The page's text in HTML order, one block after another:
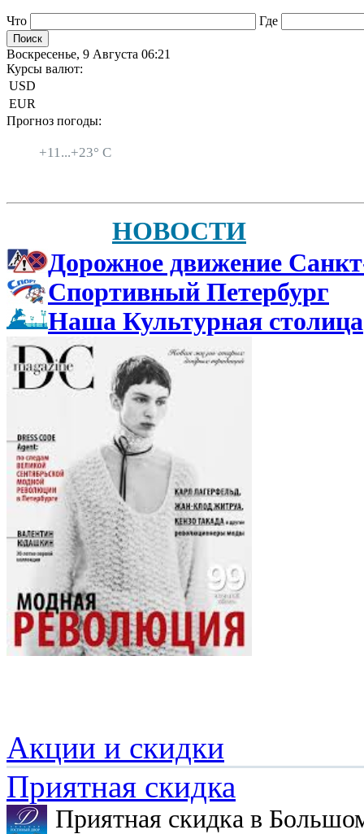
Что Где
Воскресенье, 9 Августа 06:21
Курсы валют:
USD
EUR
Прогноз погоды:
+11...+23° C
НОВОСТИ
Дорожное движение
Спортивный Петербург
Наша Культурная столица
Акции и скидки
Приятная скидка
Приятная скидка в